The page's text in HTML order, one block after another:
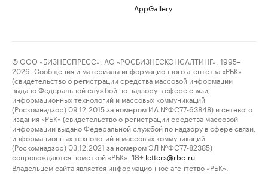
AppGallery
© ООО «БИЗНЕСПРЕСС», АО «РОСБИЗНЕСКОНСАЛТИНГ», 1995–
2026. Сообщения и материалы информационного агентства «РБК»
(свидетельство о регистрации средства массовой информации
выдано Федеральной службой по надзору в сфере связи,
информационных технологий и массовых коммуникаций
(Роскомнадзор) 09.12.2015 за номером ИА №ФС77-63848) и сетевого
издания «РБК» (свидетельство о регистрации средства массовой
информации выдано Федеральной службой по надзору в сфере связи,
информационных технологий и массовых коммуникаций
(Роскомнадзор) 03.12.2021 за номером ЭЛ №ФС77-82385)
сопровождаются пометкой «РБК».
18+ letters@rbc.ru
Владельцем сайта является информационное агентство «РБК».